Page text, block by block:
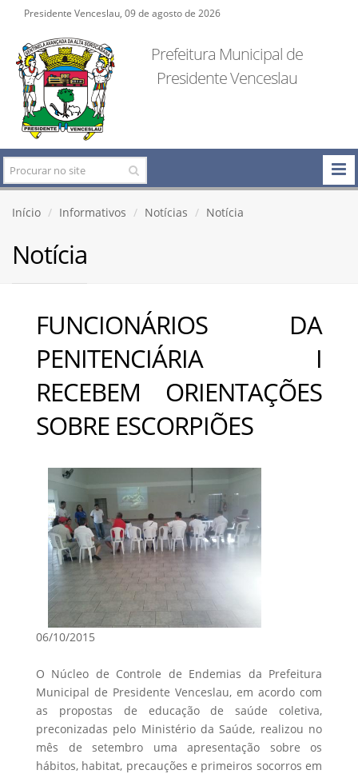
Presidente Venceslau, 09 de agosto de 2026
Prefeitura Municipal de
Presidente Venceslau
Início Informativos Notícias Notícia
Notícia
FUNCIONÁRIOS DA
PENITENCIÁRIA I
RECEBEM ORIENTAÇÕES
SOBRE ESCORPIÕES
06/10/2015
O Núcleo de Controle de Endemias da Prefeitura
Municipal de Presidente Venceslau, em acordo com
as propostas de educação de saúde coletiva,
preconizadas pelo Ministério da Saúde, realizou no
mês de setembro uma apresentação sobre os
hábitos, habitat, precauções e primeiros socorros em